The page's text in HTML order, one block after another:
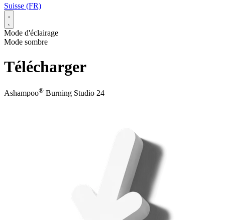
Suisse (FR)
Mode d'éclairage
Mode sombre
Télécharger
Ashampoo® Burning Studio 24